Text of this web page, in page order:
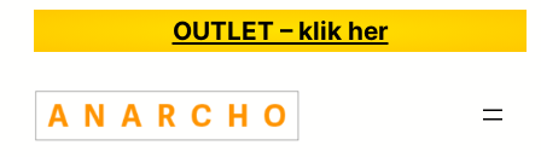
OUTLET – klik her